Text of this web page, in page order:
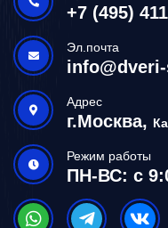
+7 (495)
Эл.почта
Адрес
г.Москва,
Режим работы
ПН-ВС: с